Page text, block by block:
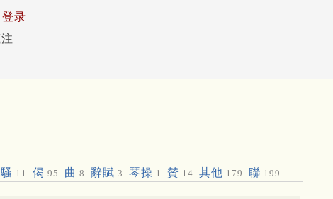
登录
騷 11 偈 95 曲 8 辭賦 3 琴操 1 贊 14 其他 179 聯 199